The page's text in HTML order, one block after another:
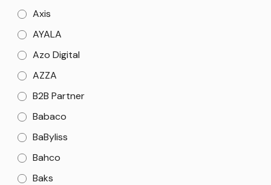
Axis
AYALA
Azo Digital
AZZA
B2B Partner
Babaco
BaByliss
Bahco
Baks